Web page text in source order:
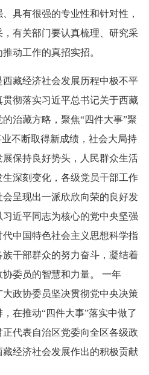
具有很强的专业性和针对性，
有关部门要认真梳理、研究采
动工作的真招实招。
西藏经济社会发展历程中极不平
彻落实习近平总书记关于西藏
治藏方略，聚焦“四件大事”聚
不断取得新成绩，社会大局持
保持良好势头，人民群众生活
深刻变化，各级党员干部工作
呈现出一派欣欣向荣的良好发
近平同志为核心的党中央坚强
中国特色社会主义思想科学指
干部群众的努力奋斗，凝结着
委员的智慧和力量。 一年
政协委员坚决贯彻党中央决策
在推动“四件大事”落实中做了
代表自治区党委向全区各级政
经济社会发展作出的积极贡献